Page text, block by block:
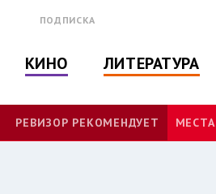
ПОДПИСКА
КИНО ЛИТЕРАТУРА
РЕВИЗОР РЕКОМЕНДУЕТ МЕСТА